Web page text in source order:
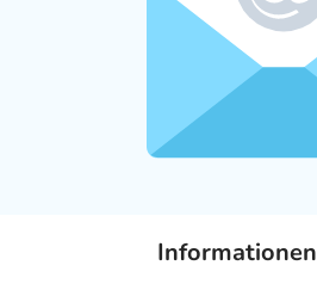
Informationen